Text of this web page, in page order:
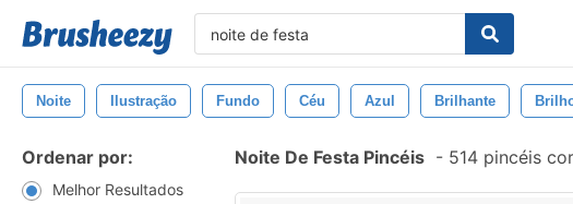
Noite Ilustração Fundo Céu Azul Brilhante
Ordenar por:
Melhor Resultados
Noite De Festa Pincéis - 514 pincéis